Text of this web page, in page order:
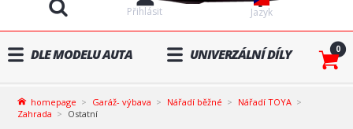
Jazyk
Přihlásit
DLE MODELU AUTA UNIVERZÁLNÍ DÍLY 0
homepage Garáž- výbava Nářadí běžné
Nářadí TOYA
Zahrada
Ostatní